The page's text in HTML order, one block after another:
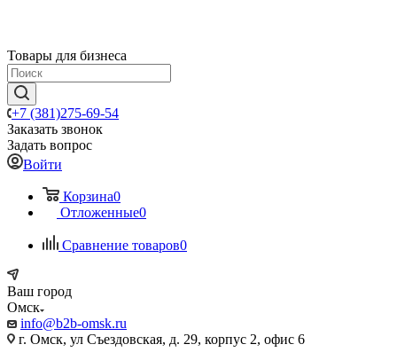
Товары для бизнеса
+7 (381)275-69-54
Заказать звонок
Задать вопрос
Войти
Корзина0
Отложенные0
Сравнение товаров0
Ваш город
Омск
info@b2b-omsk.ru
г. Омск, ул Съездовская, д. 29, корпус 2, офис 6